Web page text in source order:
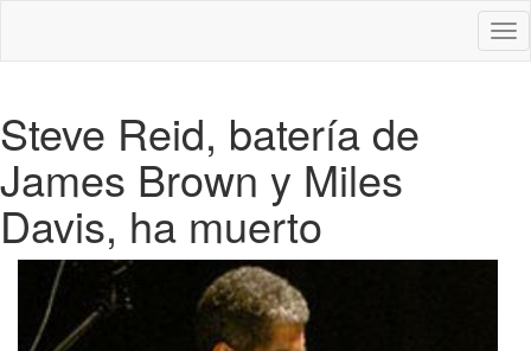
Steve Reid, batería de
James Brown y Miles
Davis, ha muerto